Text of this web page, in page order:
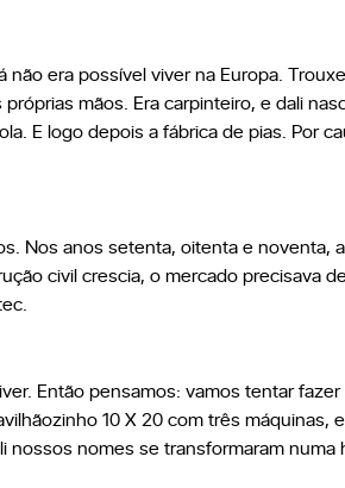
era possível viver na Europa.
mãos. Era carpinteiro, e dali
E logo depois a fábrica de pias. Por
Nos anos setenta, oitenta e noventa,
civil crescia, o mercado precisava
Então pensamos: vamos tentar fazer
10 X 20 com três máquinas,
nossos nomes se transformaram numa